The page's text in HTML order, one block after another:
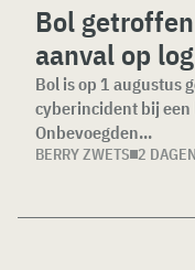
Bol
aanval op
Bol is op 1 augustus
cyberincident bij
Onbevoegden...
BERRY ZWETS 2